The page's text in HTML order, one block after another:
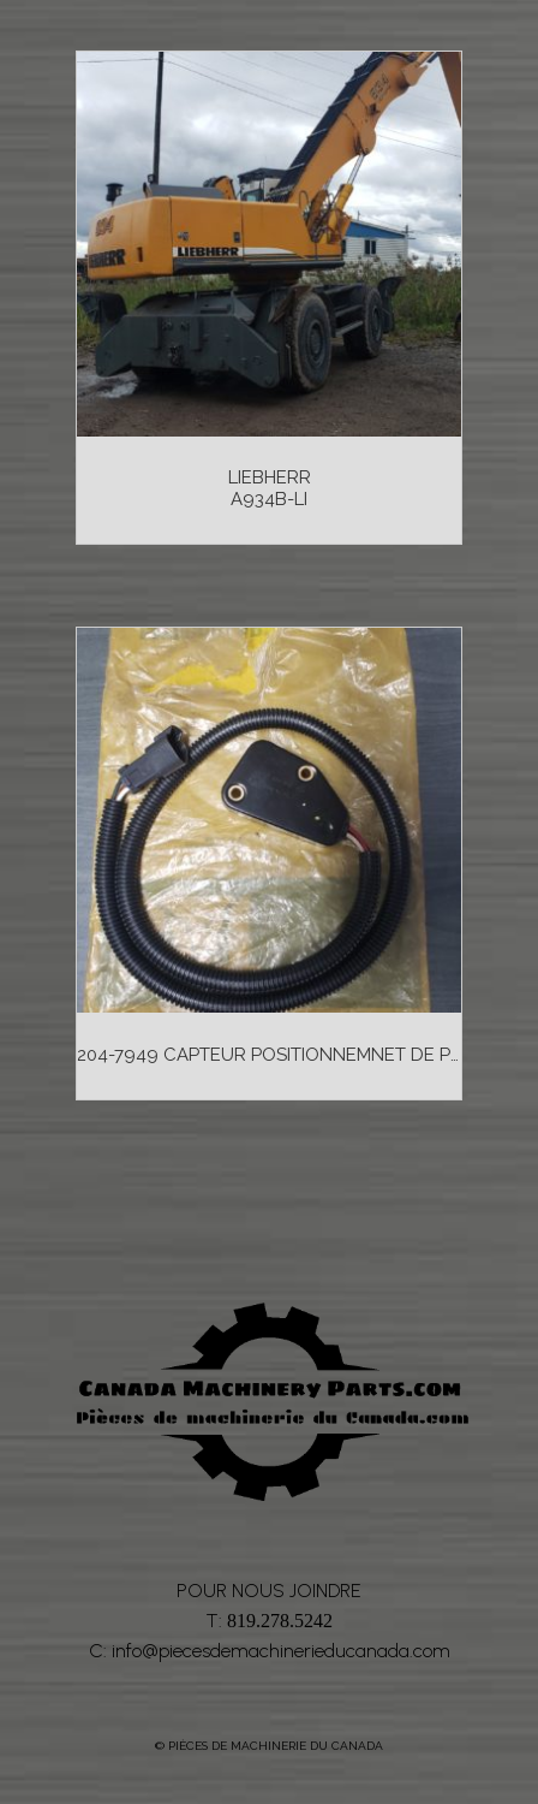
LIEBHERR
A934B-LI
204-7949 CAPTEUR POSITIONNEMNET DE PÉDALE POUR CATERPILLAR
POUR NOUS JOINDRE
T: 819.278.5242
C: info@piecesdemachinerieducanada.com
© PIÈCES DE MACHINERIE DU CANADA